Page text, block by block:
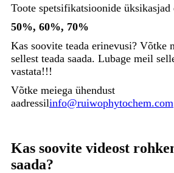
Toote spetsifikatsioonide üksikasjad
50%, 60%, 70%
Kas soovite teada erinevusi? Võtke
sellest teada saada. Lubage meil
vastata!!!
Võtke meiega ühendust
aadressilinfo@ruiwophytochem.com
Kas soovite videost
saada?